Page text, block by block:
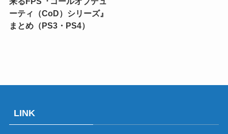
ーティ（CoD）シリーズ』
まとめ（PS3・PS4）
LINK